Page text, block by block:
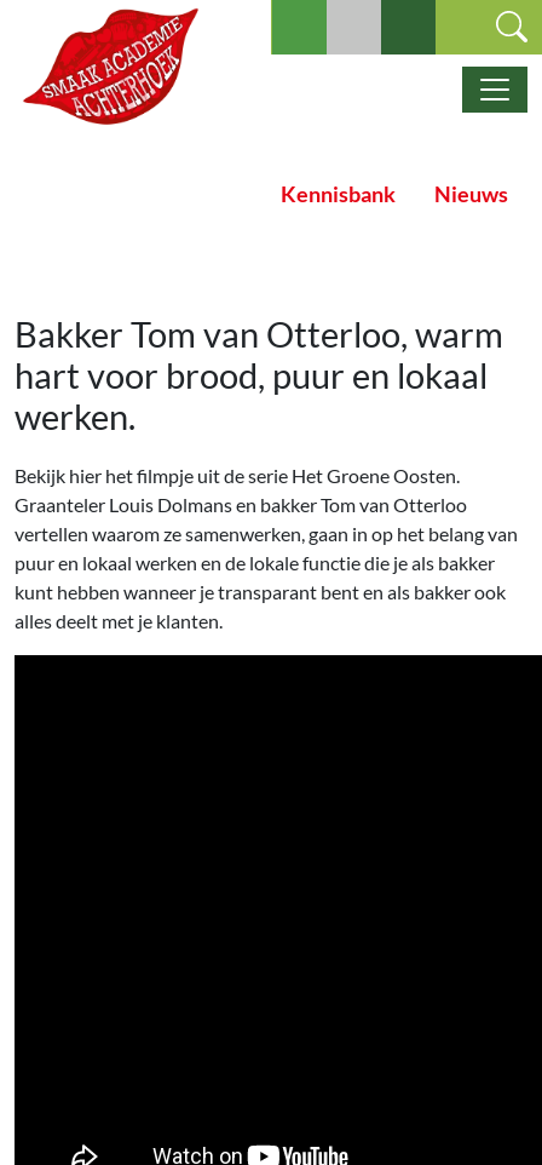
Ga naar de inhoud
Hoofdnavigatie
Kennisbank Nieuws
Bakker Tom van Otterloo, warm
hart voor brood, puur en lokaal
werken.
Bekijk hier het filmpje uit de serie Het Groene Oosten.
Graanteler Louis Dolmans en bakker Tom van Otterloo
vertellen waarom ze samenwerken, gaan in op het belang van
puur en lokaal werken en de lokale functie die je als bakker
kunt hebben wanneer je transparant bent en als bakker ook
alles deelt met je klanten.